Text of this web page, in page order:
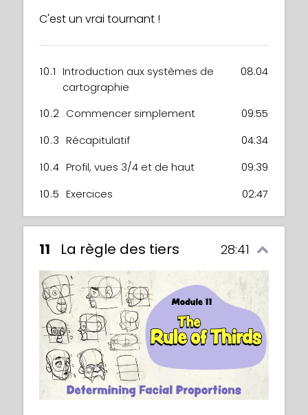
C'est un vrai tournant !
10.1 Introduction aux systèmes de
cartographie
08:04
10.2 Commencer simplement
09:55
10.3 Récapitulatif
04:34
10.4 Profil, vues 3/4 et de haut
09:39
10.5 Exercices 02:47
11 La règle des tiers 28:41